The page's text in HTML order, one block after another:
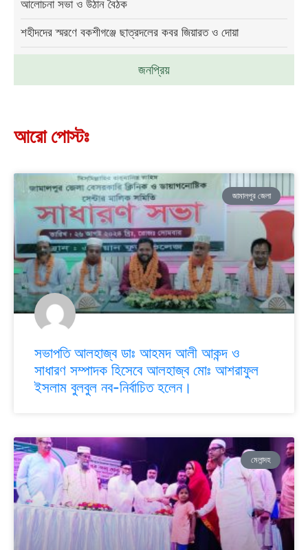
জনপ্রিয়
আলোচনা সভা ও উঠান বৈঠক
শহীদদের স্মরণে বকশীগঞ্জে ছাত্রদলের কবর জিয়ারত ও দোয়া
আরো পোস্টঃ
জামালপুর জেলা
সভাপতি আলহাজ্ব ডাঃ আহমদ আলী আকন্দ ও
সাধারণ সম্পাদক হিসেবে আলহাজ্ব মোঃ আশরাফুল
ইসলাম বুলবুল নব-নির্বাচিত হলেন।
মেলান্দহ